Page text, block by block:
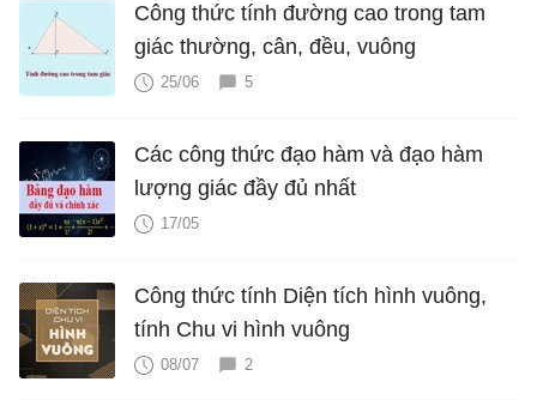
Công thức tính đường cao trong tam
giác thường, cân, đều, vuông
25/06 5
Các công thức đạo hàm và đạo hàm
lượng giác đầy đủ nhất
17/05
Công thức tính Diện tích hình vuông,
tính Chu vi hình vuông
08/07 2